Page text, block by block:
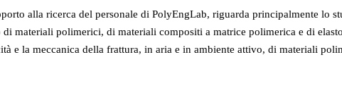
alla ricerca del personale di PolyEngLab, riguarda principalmente lo
di materiali polimerici, di materiali compositi a matrice polimerica e di
e la meccanica della frattura, in aria e in ambiente attivo, di materiali